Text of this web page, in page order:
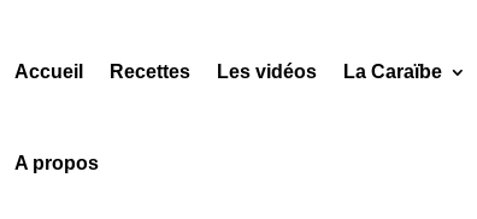
Accueil Recettes Les vidéos La Caraïbe
A propos